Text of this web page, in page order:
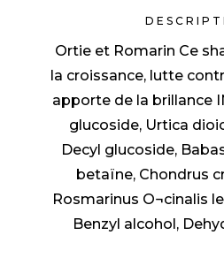
Ortie et Romarin Ce
la croissance, lutte
apporte de la brillance
glucoside, Urtica
Decyl glucoside,
betaïne, Chondrus
Rosmarinus O¬cinalis
Benzyl alcohol,